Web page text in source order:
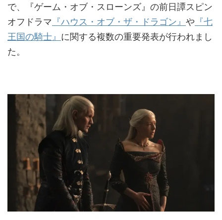
で、『ゲーム・オブ・スローンズ』の前日譚スピン
オフドラマ 『ハウス・オブ・ザ・ドラゴン』 や 『七
王国の騎士』 に関する複数の重要発表が行われまし
た。